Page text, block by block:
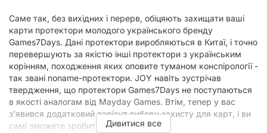
Саме так, без вихідних і перерв, обіцяють захищати ваші
карти протектори молодого українського бренду
Games7Days. Дані протектори виробляються в Китаї, і точно
перевершують за якістю інші протектори з українським
корінням, походження яких оповите туманом конспірології -
так звані noname-протектори. JOY навіть зустрічав
твердження, що протектори Games7Days не поступаються
в якості аналогам від Mayday Games. Втім, тепер у вас
з'явився додатковий варіант вибору захисту для карт, і ви
самі зможете зробити висновки.
Дивитися все